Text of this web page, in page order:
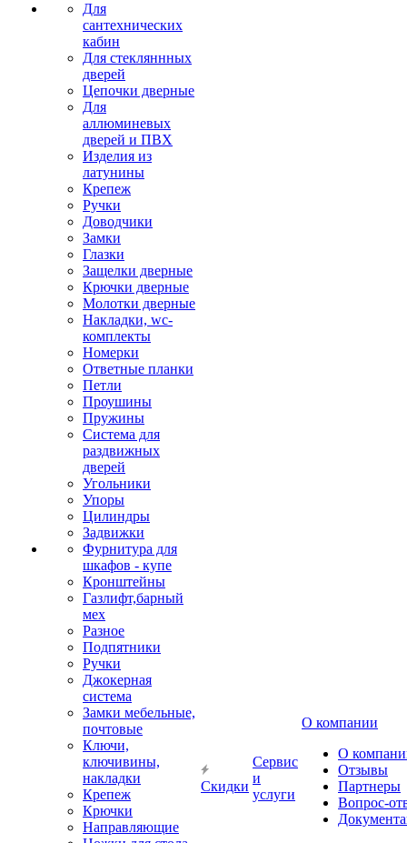
Для
сантехнических
кабин
Для стекляннных
дверей
Цепочки дверные
Для
аллюминевых
дверей и ПВХ
Изделия из
латунины
Крепеж
Ручки
Доводчики
Замки
Глазки
Защелки дверные
Крючки дверные
Молотки дверные
Накладки, wc-
комплекты
Номерки
Ответные планки
Петли
Проушины
Пружины
Система для
раздвижных
дверей
Угольники
Упоры
Цилиндры
Задвижки
Фурнитура для
шкафов - купе
Кронштейны
Газлифт,барный
мех
Разное
Подпятники
Ручки
Джокерная
система
Замки мебельные,
почтовые
Ключи,
ключивины,
накладки
Крепеж
Крючки
Направляющие
Скидки
Сервис
и
услуги
О компании
О
Отзывы
Партнеры
Вопрос-